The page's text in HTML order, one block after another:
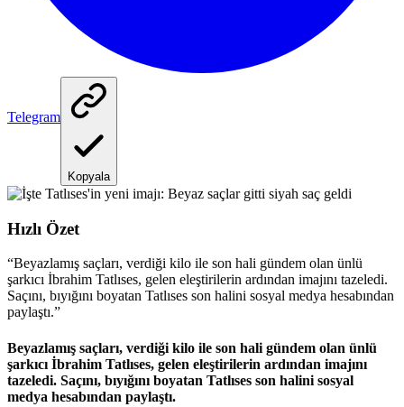
Telegram
Kopyala
Hızlı Özet
“Beyazlamış saçları, verdiği kilo ile son hali gündem olan ünlü
şarkıcı İbrahim Tatlıses, gelen eleştirilerin ardından imajını tazeledi.
Saçını, bıyığını boyatan Tatlıses son halini sosyal medya hesabından
paylaştı.”
Beyazlamış saçları, verdiği kilo ile son hali gündem olan ünlü
şarkıcı İbrahim Tatlıses, gelen eleştirilerin ardından imajını
tazeledi. Saçını, bıyığını boyatan Tatlıses son halini sosyal
medya hesabından paylaştı.